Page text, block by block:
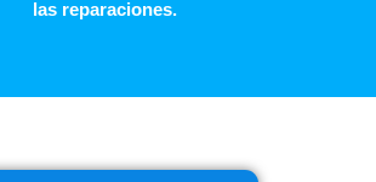
las reparaciones.